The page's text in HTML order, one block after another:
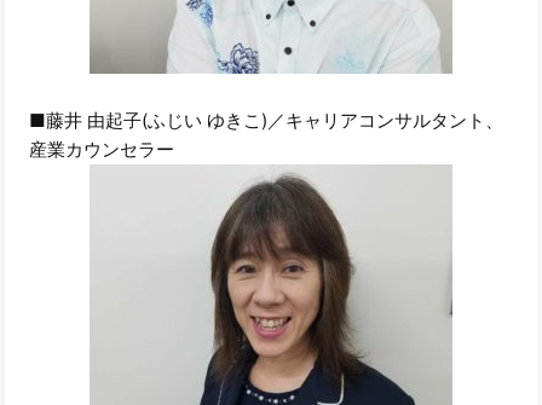
■藤井 由起子(ふじい ゆきこ)／キャリアコンサルタント、
産業カウンセラー